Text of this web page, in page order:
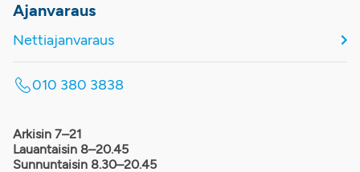
Ajanvaraus
Nettiajanvaraus
010 380 3838
Arkisin 7–21
Lauantaisin 8–20.45
Sunnuntaisin 8.30–20.45